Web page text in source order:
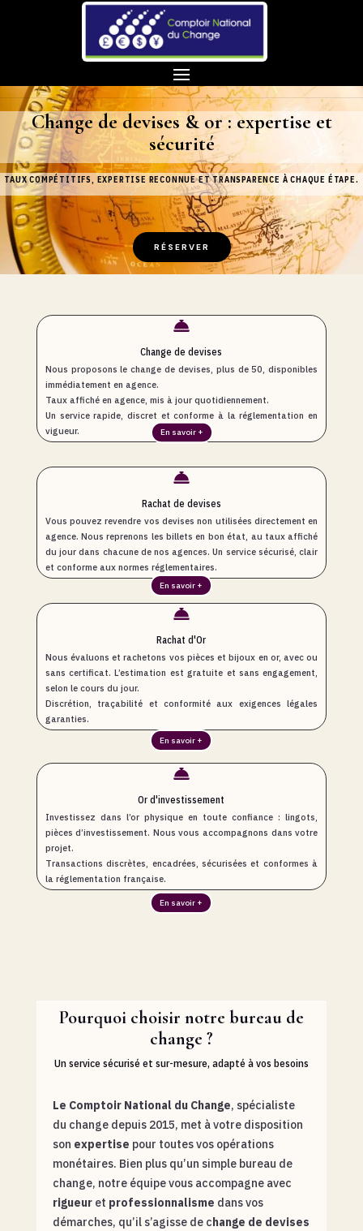
Change de devises & or : expertise et
sécurité
TAUX COMPÉTITIFS, EXPERTISE RECONNUE ET TRANSPARENCE À CHAQUE ÉTAPE.
RÉSERVER

Change de devises
Nous proposons le change de devises, plus de 50, disponibles
immédiatement en agence.
Taux affiché en agence, mis à jour quotidiennement.
Un service rapide, discret et conforme à la réglementation en
vigueur.

Rachat de devises
Vous pouvez revendre vos devises non utilisées directement en
agence. Nous reprenons les billets en bon état, au taux affiché
du jour dans chacune de nos agences. Un service sécurisé, clair
et conforme aux normes réglementaires.

Rachat d'Or
Nous évaluons et rachetons vos pièces et bijoux en or, avec ou
sans certificat. L’estimation est gratuite et sans engagement,
selon le cours du jour.
Discrétion, traçabilité et conformité aux exigences légales
garanties.

Or d'investissement
Investissez dans l’or physique en toute confiance : lingots,
pièces d’investissement. Nous vous accompagnons dans votre
projet.
Transactions discrètes, encadrées, sécurisées et conformes à
la réglementation française.
En savoir +
En savoir +
En savoir +
En savoir +
Pourquoi choisir notre bureau de
change ?
Un service sécurisé et sur-mesure, adapté à vos besoins
Le Comptoir National du Change, spécialiste
du change depuis 2015, met à votre disposition
son expertise pour toutes vos opérations
monétaires. Bien plus qu’un simple bureau de
change, notre équipe vous accompagne avec
rigueuret professionnalisme dans vos
démarches, qu’il s’agisse de change de devises